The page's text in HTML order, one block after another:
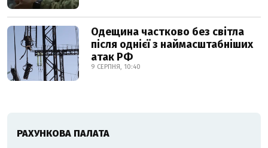
Одещина частково без світла
після однієї з наймасштабніших
атак РФ
9 СЕРПНЯ, 10:40
РАХУНКОВА ПАЛАТА